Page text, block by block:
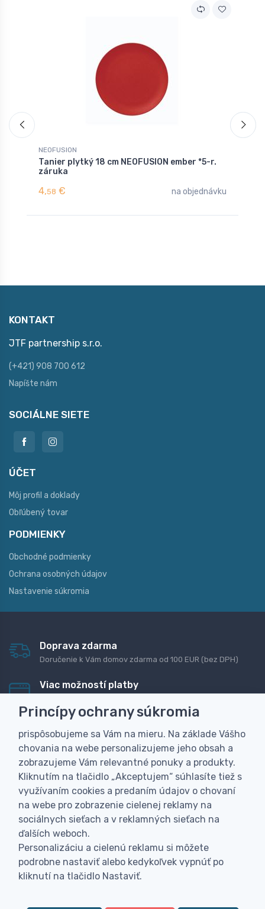
NEOFUSION
Tanier plytký 18 cm NEOFUSION ember *5-r.
záruka
4,58 € na objednávku
KONTAKT
JTF partnership s.r.o.
(+421) 908 700 612
Napíšte nám
SOCIÁLNE SIETE
ÚČET
Môj profil a doklady
Obľúbený tovar
PODMIENKY
Obchodné podmienky
Ochrana osobných údajov
Nastavenie súkromia
Doprava zdarma
Doručenie k Vám domov zdarma od 100 EUR (bez DPH)
Viac možností platby
dobierku
Personalizácia
Vyrobíme Vám vlastný originálny darček
Skúsenosť
Široký sortiment, z ktorého Vám pomôžeme vybrať
Princípy ochrany súkromia
prispôsobujeme sa Vám na mieru. Na základe Vášho
chovania na webe personalizujeme jeho obsah a
zobrazujeme Vám relevantné ponuky a produkty.
Kliknutím na tlačidlo „Akceptujem“ súhlasíte tiež s
využívaním cookies a predaním údajov o chovaní
na webe pro zobrazenie cielenej reklamy na
sociálnych sieťach a v reklamných sieťach na
ďalších weboch.
Personalizáciu a cielenú reklamu si môžete
podrobne nastaviť alebo kedykoľvek vypnúť po
kliknutí na tlačidlo Nastaviť.